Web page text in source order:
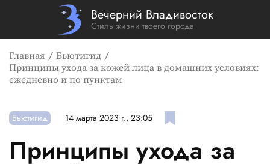
Вечерний Владивосток
Стиль жизни твоего города
Главная
Бьютигид
Принципы ухода за кожей лица в домашних условиях:
ежедневно и по пунктам
Бьютигид 14 марта 2023 г., 23:05
Принципы ухода за